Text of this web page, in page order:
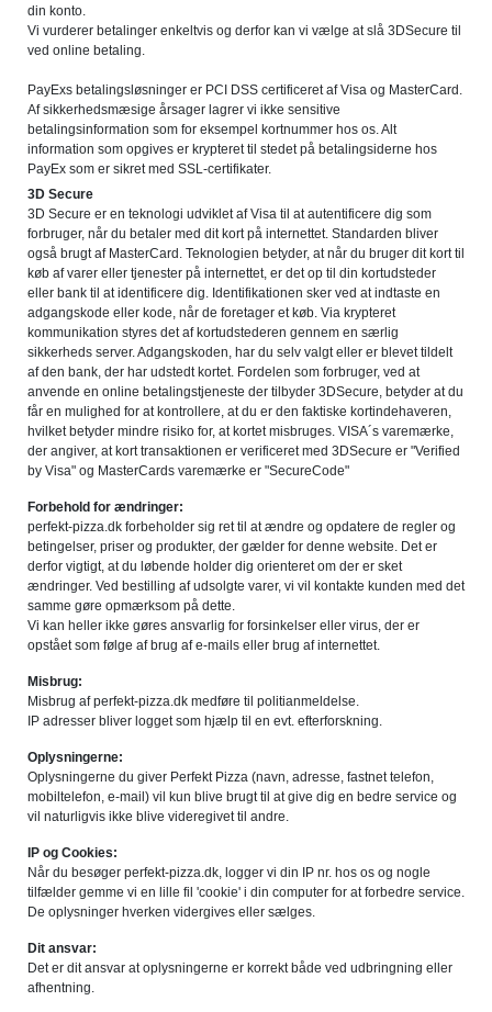
din konto.
Vi vurderer betalinger enkeltvis og derfor kan vi vælge at slå 3DSecure til
ved online betaling.
PayExs betalingsløsninger er PCI DSS certificeret af Visa og MasterCard.
Af sikkerhedsmæsige årsager lagrer vi ikke sensitive
betalingsinformation som for eksempel kortnummer hos os. Alt
information som opgives er krypteret til stedet på betalingsiderne hos
PayEx som er sikret med SSL-certifikater.
3D Secure
3D Secure er en teknologi udviklet af Visa til at autentificere dig som
forbruger, når du betaler med dit kort på internettet. Standarden bliver
også brugt af MasterCard. Teknologien betyder, at når du bruger dit kort til
køb af varer eller tjenester på internettet, er det op til din kortudsteder
eller bank til at identificere dig. Identifikationen sker ved at indtaste en
adgangskode eller kode, når de foretager et køb. Via krypteret
kommunikation styres det af kortudstederen gennem en særlig
sikkerheds server. Adgangskoden, har du selv valgt eller er blevet tildelt
af den bank, der har udstedt kortet. Fordelen som forbruger, ved at
anvende en online betalingstjeneste der tilbyder 3DSecure, betyder at du
får en mulighed for at kontrollere, at du er den faktiske kortindehaveren,
hvilket betyder mindre risiko for, at kortet misbruges. VISA´s varemærke,
der angiver, at kort transaktionen er verificeret med 3DSecure er "Verified
by Visa" og MasterCards varemærke er "SecureCode"
Forbehold for ændringer:
perfekt-pizza.dk forbeholder sig ret til at ændre og opdatere de regler og
betingelser, priser og produkter, der gælder for denne website. Det er
derfor vigtigt, at du løbende holder dig orienteret om der er sket
ændringer. Ved bestilling af udsolgte varer, vi vil kontakte kunden med det
samme gøre opmærksom på dette.
Vi kan heller ikke gøres ansvarlig for forsinkelser eller virus, der er
opstået som følge af brug af e-mails eller brug af internettet.
Misbrug:
Misbrug af perfekt-pizza.dk medføre til politianmeldelse.
IP adresser bliver logget som hjælp til en evt. efterforskning.
Oplysningerne:
Oplysningerne du giver Perfekt Pizza (navn, adresse, fastnet telefon,
mobiltelefon, e-mail) vil kun blive brugt til at give dig en bedre service og
vil naturligvis ikke blive videregivet til andre.
IP og Cookies:
Når du besøger perfekt-pizza.dk, logger vi din IP nr. hos os og nogle
tilfælder gemme vi en lille fil 'cookie' i din computer for at forbedre service.
De oplysninger hverken vidergives eller sælges.
Dit ansvar:
Det er dit ansvar at oplysningerne er korrekt både ved udbringning eller
afhentning.